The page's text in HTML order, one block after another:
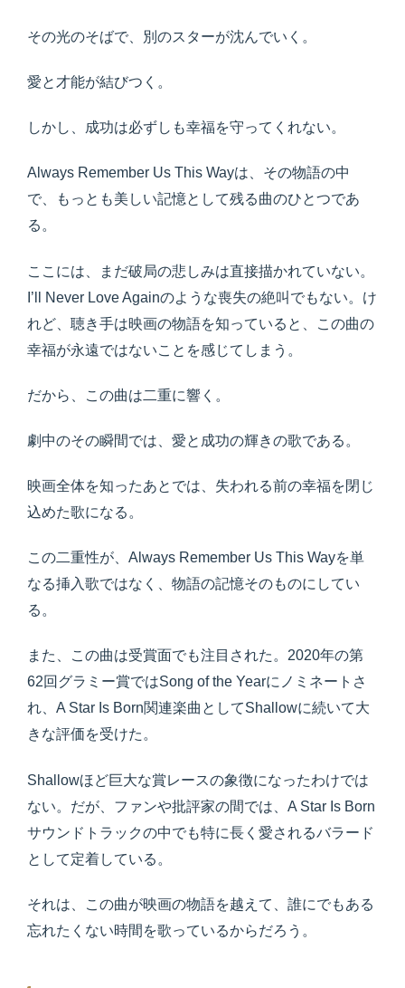
その光のそばで、別のスターが沈んでいく。
愛と才能が結びつく。
しかし、成功は必ずしも幸福を守ってくれない。
Always Remember Us This Wayは、その物語の中
で、もっとも美しい記憶として残る曲のひとつであ
る。
ここには、まだ破局の悲しみは直接描かれていない。
I’ll Never Love Againのような喪失の絶叫でもない。け
れど、聴き手は映画の物語を知っていると、この曲の
幸福が永遠ではないことを感じてしまう。
だから、この曲は二重に響く。
劇中のその瞬間では、愛と成功の輝きの歌である。
映画全体を知ったあとでは、失われる前の幸福を閉じ
込めた歌になる。
この二重性が、Always Remember Us This Wayを単
なる挿入歌ではなく、物語の記憶そのものにしてい
る。
また、この曲は受賞面でも注目された。2020年の第
62回グラミー賞ではSong of the Yearにノミネートさ
れ、A Star Is Born関連楽曲としてShallowに続いて大
きな評価を受けた。
Shallowほど巨大な賞レースの象徴になったわけでは
ない。だが、ファンや批評家の間では、A Star Is Born
サウンドトラックの中でも特に長く愛されるバラード
として定着している。
それは、この曲が映画の物語を越えて、誰にでもある
忘れたくない時間を歌っているからだろう。